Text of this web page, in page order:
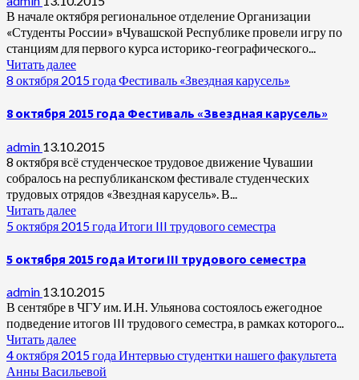
В начале октября региональное отделение Организации
«Студенты России» вЧувашской Республике провели игру по
станциям для первого курса историко-географического...
Читать далее
8 октября 2015 года Фестиваль «Звездная карусель»
8 октября 2015 года Фестиваль «Звездная карусель»
admin 13.10.2015
8 октября всё студенческое трудовое движение Чувашии
собралось на республиканском фестивале студенческих
трудовых отрядов «Звездная карусель». В...
Читать далее
5 октября 2015 года Итоги III трудового семестра
5 октября 2015 года Итоги III трудового семестра
admin 13.10.2015
В сентябре в ЧГУ им. И.Н. Ульянова состоялось ежегодное
подведение итогов III трудового семестра, в рамках которого...
Читать далее
4 октября 2015 года Интервью студентки нашего факультета
Анны Васильевой